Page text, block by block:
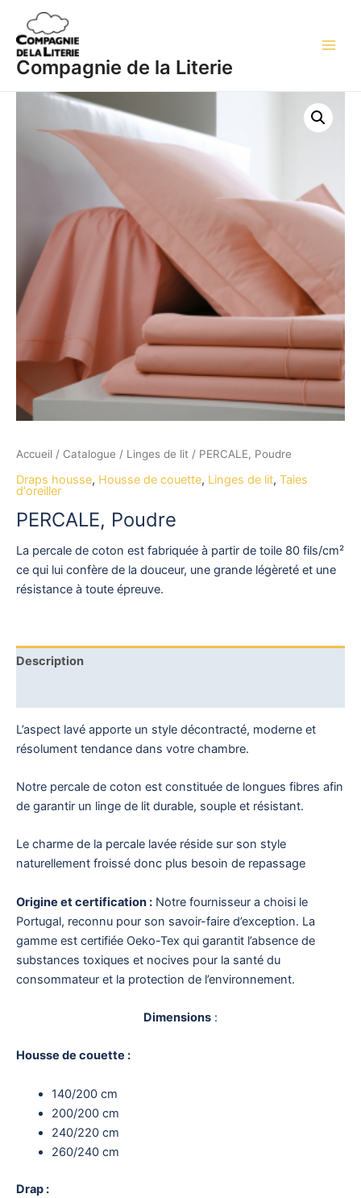
contenu
Compagnie de la Literie
Accueil / Catalogue / Linges de lit / PERCALE, Poudre
Draps housse, Housse de couette, Linges de lit, Taies
d'oreiller
PERCALE, Poudre
La percale de coton est fabriquée à partir de toile 80 fils/cm²
ce qui lui confère de la douceur, une grande légèreté et une
résistance à toute épreuve.
Description
L’aspect lavé apporte un style décontracté, moderne et
résolument tendance dans votre chambre.
Notre percale de coton est constituée de longues fibres afin
de garantir un linge de lit durable, souple et résistant.
Le charme de la percale lavée réside sur son style
naturellement froissé donc plus besoin de repassage
Origine et certification : Notre fournisseur a choisi le
Portugal, reconnu pour son savoir-faire d’exception. La
gamme est certifiée Oeko-Tex qui garantit l’absence de
substances toxiques et nocives pour la santé du
consommateur et la protection de l’environnement.
Dimensions :
Housse de couette :
140/200 cm
200/200 cm
240/220 cm
260/240 cm
Drap :